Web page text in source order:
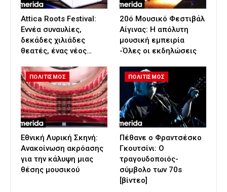
Attica Roots Festival:
Εννέα συναυλίες,
δεκάδες χιλιάδες
θεατές, ένας νέος…
20ό Μουσικό Φεστιβάλ
Αίγινας: Η απόλυτη
μουσική εμπειρία
-Όλες οι εκδηλώσεις
ΠΟΛΙΤΙΣΜΟΣ
Εθνική Λυρική Σκηνή:
Ανακοίνωση ακρόασης
για την κάλυψη μιας
θέσης μουσικού
ΠΟΛΙΤΙΣΜΟΣ
Πέθανε ο Φραντσέσκο
Γκουτσίνι: Ο
τραγουδοποιός-
σύμβολο των 70s
[βίντεο]